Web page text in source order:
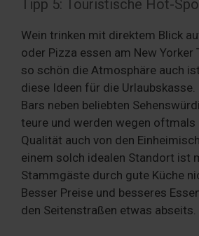
Tipp 5: Touristische Hot-
Wein trinken mit direktem Blick
oder Pizza essen am New Yorker
so schön die Atmosphäre auch
diese Ideen für die
Bars neben beliebten
teure und werden wegen
Qualität auch von den
einem solch idealen Standort ist
Stammgäste durch gute Küche
Besser Preise und besseres
den Seitenstraßen etwas abseits.